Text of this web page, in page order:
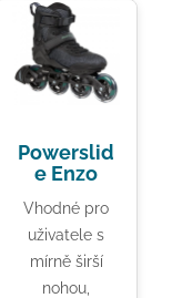
Powerslid
e Enzo
Vhodné pro
uživatele s
mírně širší
nohou,